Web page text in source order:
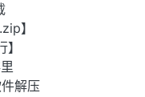
】
解压